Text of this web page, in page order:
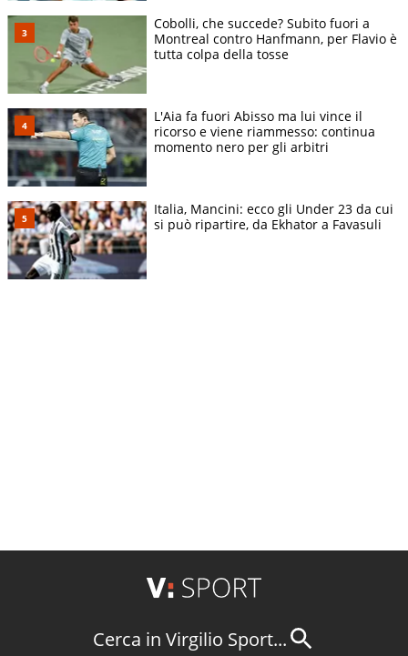
Cobolli, che succede? Subito fuori a
Montreal contro Hanfmann, per Flavio è
tutta colpa della tosse
L'Aia fa fuori Abisso ma lui vince il
ricorso e viene riammesso: continua
momento nero per gli arbitri
Italia, Mancini: ecco gli Under 23 da cui
si può ripartire, da Ekhator a Favasuli
Cerca in Virgilio Sport...